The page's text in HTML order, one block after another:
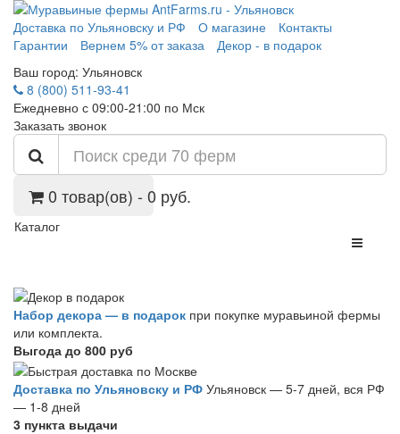
Доставка по Ульяновску и РФ О магазине
Контакты
Гарантии
Вернем 5% от заказа
Декор - в подарок
Ваш город: Ульяновск
8 (800) 511-93-41
Ежедневно с 09:00-21:00 по Мск
Заказать звонок
0 товар(ов) - 0 руб.
Каталог
Набор декора — в подарок при покупке муравьиной фермы
или комплекта.
Выгода до 800 руб
Доставка по Ульяновску и РФ Ульяновск — 5-7 дней, вся РФ
— 1-8 дней
3 пункта выдачи